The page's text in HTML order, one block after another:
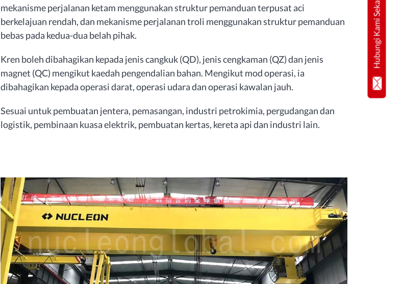
mekanisme perjalanan ketam menggunakan struktur pemanduan terpusat aci
berkelajuan rendah, dan mekanisme perjalanan troli menggunakan struktur pemanduan
bebas pada kedua-dua belah pihak.
Kren boleh dibahagikan kepada jenis cangkuk (QD), jenis cengkaman (QZ) dan jenis
magnet (QC) mengikut kaedah pengendalian bahan. Mengikut mod operasi, ia
dibahagikan kepada operasi darat, operasi udara dan operasi kawalan jauh.
Sesuai untuk pembuatan jentera, pemasangan, industri petrokimia, pergudangan dan
logistik, pembinaan kuasa elektrik, pembuatan kertas, kereta api dan industri lain.
Hubungi Kami Sekarang